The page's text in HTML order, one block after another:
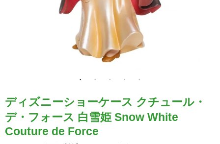
ディズニーショーケース クチュール・
デ・フォース 白雪姫 Snow White
Couture de Force